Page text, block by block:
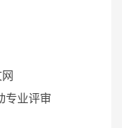
专业评审